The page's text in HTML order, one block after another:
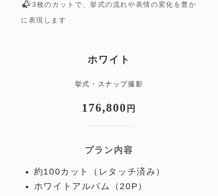
3枚のカットで、挙式の流れや表情の変化を豊か
に表現します
ホワイト
挙式・スナップ撮影
176,800 円
プラン内容
約100カット（レタッチ済み）
ホワイトアルバム（20P）